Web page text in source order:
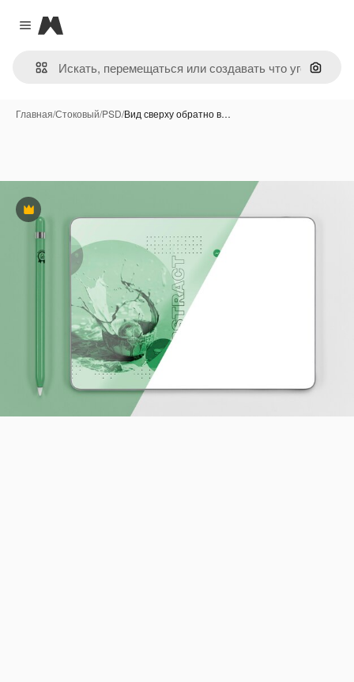
Close menu
Magnific
Поиск
Главная/Стоковый/PSD/Вид сверху обратно в…
Премиум